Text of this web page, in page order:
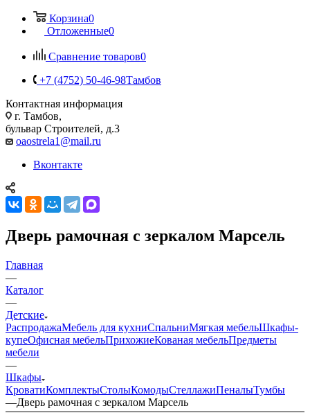
Корзина0
Отложенные0
Сравнение товаров0
+7 (4752) 50-46-98Тамбов
Контактная информация
г. Тамбов,
бульвар Строителей, д.3
oaostrela1@mail.ru
Вконтакте
Дверь рамочная с зеркалом Марсель
Главная
—
Каталог
—
Детские
РаспродажаМебель для кухниСпальниМягкая мебельШкафы-
купеОфисная мебельПрихожиеКованая мебельПредметы
мебели
—
Шкафы
КроватиКомплектыСтолыКомодыСтеллажиПеналыТумбы
—Дверь рамочная с зеркалом Марсель